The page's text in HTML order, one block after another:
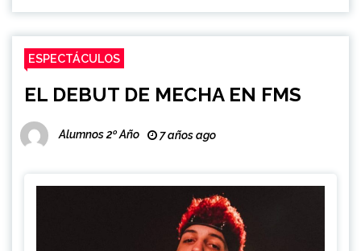
ESPECTÁCULOS
EL DEBUT DE MECHA EN FMS
Alumnos 2º Año 7 años ago